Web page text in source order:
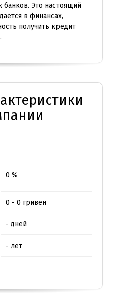
Это настоящий
в финансах,
получить кредит
0 %
0 - 0 гривен
- дней
- лет